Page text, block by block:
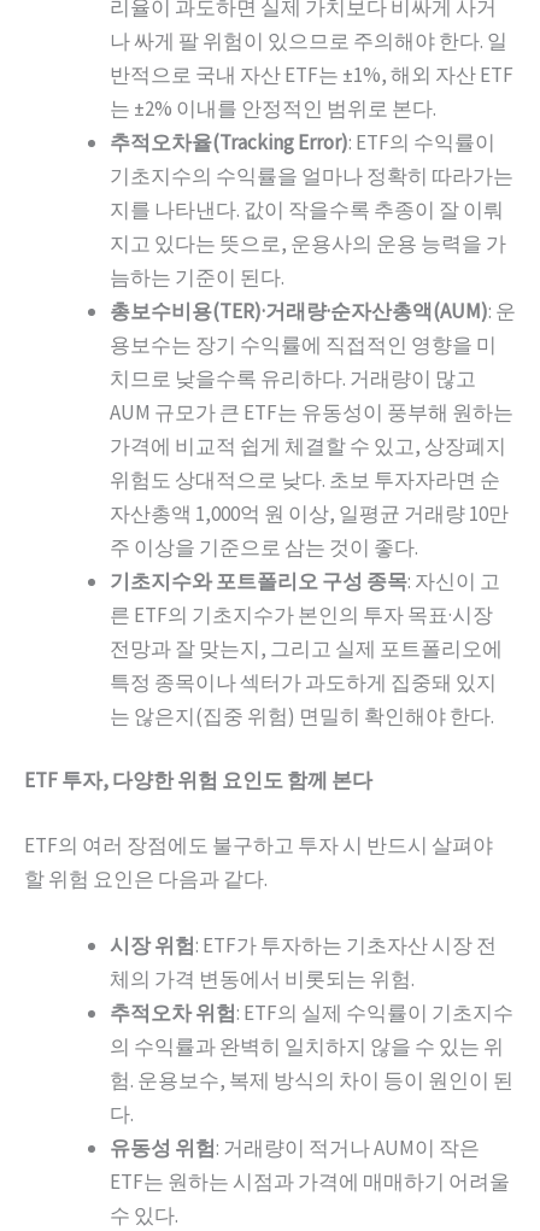
리율이 과도하면 실제 가치보다 비싸게 사거
나 싸게 팔 위험이 있으므로 주의해야 한다. 일
반적으로 국내 자산 ETF는 ±1%, 해외 자산 ETF
는 ±2% 이내를 안정적인 범위로 본다.
추적오차율(Tracking Error): ETF의 수익률이
기초지수의 수익률을 얼마나 정확히 따라가는
지를 나타낸다. 값이 작을수록 추종이 잘 이뤄
지고 있다는 뜻으로, 운용사의 운용 능력을 가
늠하는 기준이 된다.
총보수비용(TER)·거래량·순자산총액(AUM): 운
용보수는 장기 수익률에 직접적인 영향을 미
치므로 낮을수록 유리하다. 거래량이 많고
AUM 규모가 큰 ETF는 유동성이 풍부해 원하는
가격에 비교적 쉽게 체결할 수 있고, 상장폐지
위험도 상대적으로 낮다. 초보 투자자라면 순
자산총액 1,000억 원 이상, 일평균 거래량 10만
주 이상을 기준으로 삼는 것이 좋다.
기초지수와 포트폴리오 구성 종목: 자신이 고
른 ETF의 기초지수가 본인의 투자 목표·시장
전망과 잘 맞는지, 그리고 실제 포트폴리오에
특정 종목이나 섹터가 과도하게 집중돼 있지
는 않은지(집중 위험) 면밀히 확인해야 한다.
ETF 투자, 다양한 위험 요인도 함께 본다
ETF의 여러 장점에도 불구하고 투자 시 반드시 살펴야
할 위험 요인은 다음과 같다.
시장 위험: ETF가 투자하는 기초자산 시장 전
체의 가격 변동에서 비롯되는 위험.
추적오차 위험: ETF의 실제 수익률이 기초지수
의 수익률과 완벽히 일치하지 않을 수 있는 위
험. 운용보수, 복제 방식의 차이 등이 원인이 된
다.
유동성 위험: 거래량이 적거나 AUM이 작은
ETF는 원하는 시점과 가격에 매매하기 어려울
수 있다.